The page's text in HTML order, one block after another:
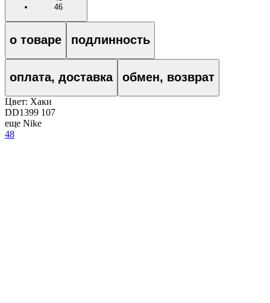
46
о товаре подлинность
оплата, доставка обмен, возврат
Цвет: Хаки
DD1399 107
еще Nike
48